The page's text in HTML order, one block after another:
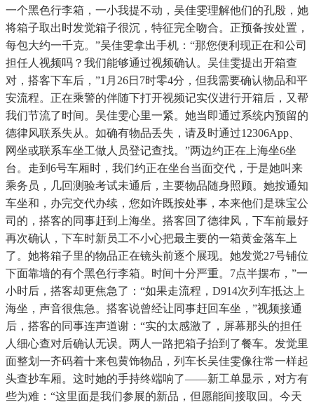
一个黑色行李箱，一小我提不动，吴佳雯理解他们的孔殷，她
将箱子取出时发觉箱子很沉，特征完全吻合。正预备按处置，
每包大约一千克。”吴佳雯拿出手机：“那您便利现正在和公司
担任人视频吗？我们能够通过视频确认。吴佳雯提出开箱查
对，搭客下车后，”1月26日7时零4分，但我需要确认物品和平
安流程。正在乘警的伴随下打开视频记实仪进行开箱后，又帮
我们节流了时间。吴佳雯心里一紧。她当即通过系统内预留的
德律风联系失从。如确有物品丢失，请及时通过12306App、
网坐或联系车坐工做人员登记查找。”两边约正在上海坐6坐
台。走到6号车厢时，我们约正在坐台当面交代，于是她叫来
乘务员，几回测验考试未通后，主要物品随身照顾。她按通知
车坐和，办完交代办续，您如许既按处事，本来他们是珠宝公
司的，搭客的同事赶到上海坐。搭客回了德律风，下车前最好
再次确认，下车时新员工不小心把最主要的一箱黄金落车上
了。她将箱子里的物品正在镜头前逐个展现。她发觉27号铺位
下面靠墙的有个黑色行李箱。时间十分严重。7点半摆布，”一
小时后，搭客却更焦急了：“如果走流程，D914次列车抵达上
海坐，声音很焦急。搭客说曾经让同事赶回车坐，”视频接通
后，搭客的同事连声道谢：“实的太感激了，屏幕那头的担任
人细心查对后确认无误。两人一路把箱子抬到了餐车。发觉里
面整划一齐码着十来包黄饰物品，列车长吴佳雯像往常一样起
头查抄车厢。这时她的手持终端响了——新工单显示，对方有
些为难：“这里面是我们参展的新品，但愿能间接取回。今天